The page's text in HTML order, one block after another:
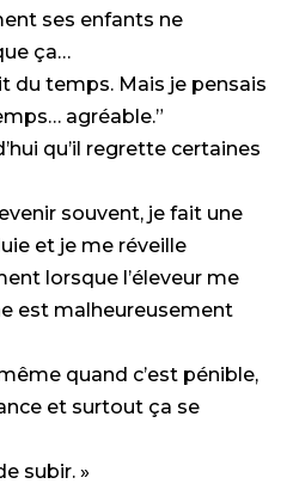
ses enfants ne
ça…
du temps. Mais je pensais
agréable.”
qu’il regrette certaines
souvent, je fait une
et je me réveille
lorsque l’éleveur me
est malheureusement
quand c’est pénible,
et surtout ça se
subir. »